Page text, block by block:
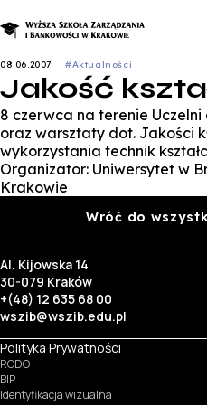
08.06.2007 #Aktualności
Jakość
8 czerwca na terenie Uczelni
oraz warsztaty dot. Jakości
wykorzystania technik
Organizator: Uniwersytet w
Krakowie
Wróć do
Al. Kijowska 14
30-079 Kraków
+(48) 12 635 68 00
wszib@wszib.edu.pl
Polityka Prywatności
RODO
BIP
Identyfikacja wizualna